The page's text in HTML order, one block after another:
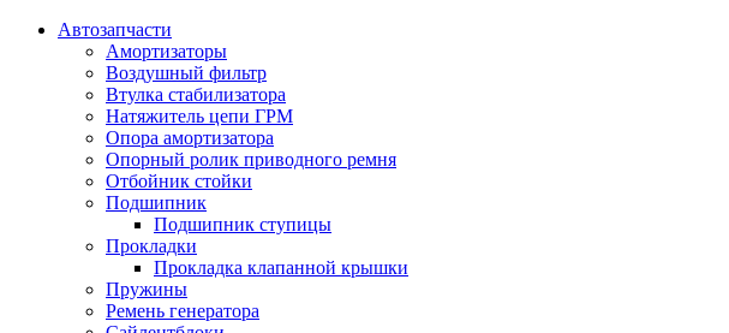
Автозапчасти
Амортизаторы
Воздушный фильтр
Втулка стабилизатора
Натяжитель цепи ГРМ
Опора амортизатора
Опорный ролик приводного ремня
Отбойник стойки
Подшипник
Подшипник ступицы
Прокладки
Прокладка клапанной крышки
Пружины
Ремень генератора